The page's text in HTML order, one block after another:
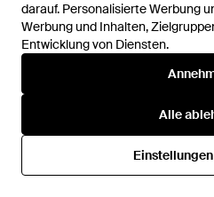
darauf. Personalisierte Werbung
Werbung und Inhalten,
Entwicklung von Diensten.
Alle
darauf. Personalisierte Werbung
Werbung und Inhalten,
Entwicklung von Diensten.
Alle